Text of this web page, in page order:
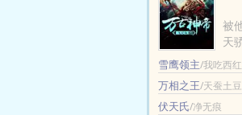
被
天
张
雪鹰领主/我吃西
万相之王/天蚕土豆
伏天氏/净无痕